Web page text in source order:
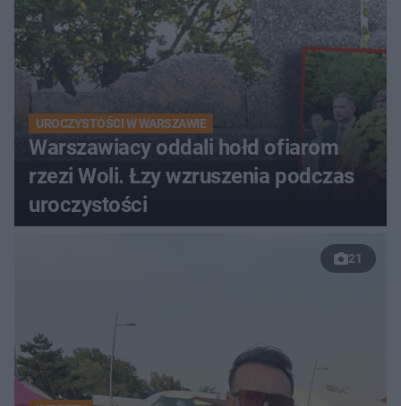
UROCZYSTOŚCI W WARSZAWIE
Warszawiacy oddali hołd ofiarom
rzezi Woli. Łzy wzruszenia podczas
uroczystości
21